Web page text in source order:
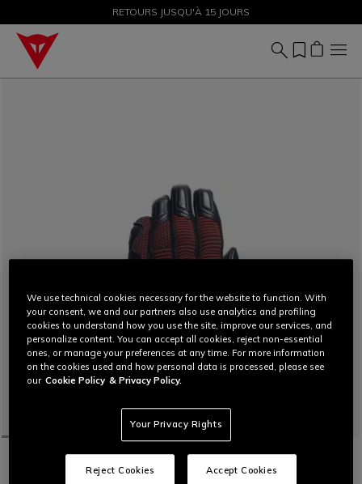
SOLDES JUSQU'À-50 % – ACHETEZ MAINTENANT
RETOURS JUSQU'À 15 JOURS
OUTLET MOTO GANTS
UNRULY ERGO-TEK GLOVES
We use technical cookies necessary for the website to function. With
your consent, we and our partners also use analytics and profiling
cookies to understand how you use the site, improve our services, and
personalize content. You can accept all cookies, reject non-essential
ones, or manage your preferences at any time. For more information
on the cookies used and how personal data is processed, please see
our Cookie Policy & Privacy Policy.
Your Privacy Rights
Reject Cookies Accept Cookies